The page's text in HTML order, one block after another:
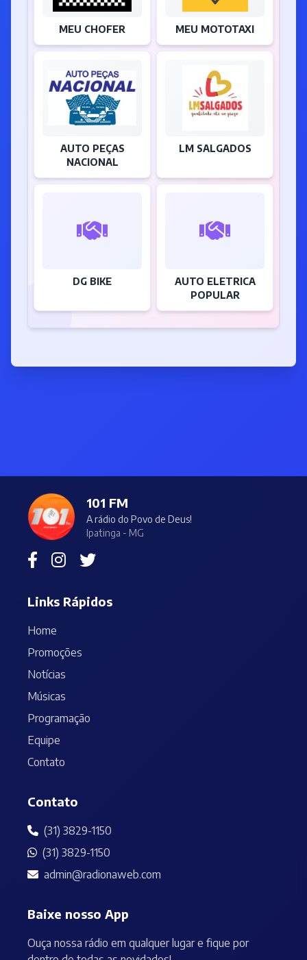
MEU CHOFER MEU MOTOTAXI
AUTO PEÇAS
NACIONAL
LM SALGADOS
DG BIKE
AUTO ELETRICA
POPULAR
101 FM
A rádio do Povo de Deus!
Ipatinga - MG
Links Rápidos
Home
Promoções
Notícias
Músicas
Programação
Equipe
Contato
Contato
(31) 3829-1150
(31) 3829-1150
admin@radionaweb.com
Baixe nosso App
Ouça nossa rádio em qualquer lugar e fique por